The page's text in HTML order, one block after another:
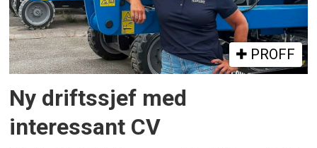
PROFF
Ny driftssjef med
interessant CV